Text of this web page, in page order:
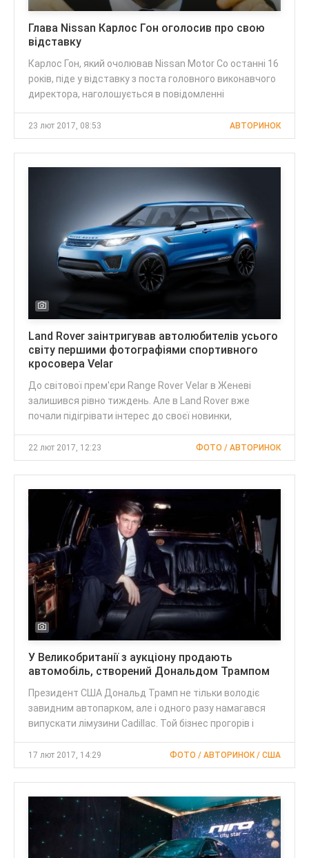
Глава Nissan Карлос Гон оголосив про свою
відставку
Карлос Гон, який очолював Nissan Motor Co останні 16
років, піде у відставку з поста головного виконавчого
директора, наголошується в повідомленні
23 лют 2017, 08:53 АВТОРИНОК
Land Rover заінтригував автолюбителів усього
світу першими фотографіями спортивного
кросовера Velar
До світової прем'єри Range Rover Velar в Женеві
залишився рівно тиждень. Але в Land Rover вже
почали підігрівати інтерес до своєї новинки,
22 лют 2017, 12:23 ФОТО / АВТОРИНОК
У Великобританії з аукціону продають
автомобіль, створений Дональдом Трампом
Президент США Дональд Трамп не тільки володіє
завидним автопарком, але і одного разу намагався
випускати лімузини Cadillac. Той бізнес прогорів і
17 лют 2017, 14:29 ФОТО / АВТОРИНОК / США